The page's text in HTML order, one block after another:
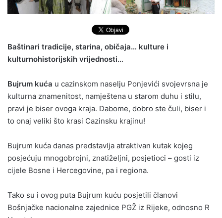
Baštinari tradicije, starina, običaja… kulture i
kulturnohistorijskih vrijednosti…
Bujrum kuća u cazinskom naselju Ponjevići svojevrsna je
kulturna znamenitost, namještena u starom duhu i stilu,
pravi je biser ovoga kraja. Dabome, dobro ste čuli, biser i
to onaj veliki što krasi Cazinsku krajinu!
Bujrum kuća danas predstavlja atraktivan kutak kojeg
posjećuju mnogobrojni, znatiželjni, posjetioci – gosti iz
cijele Bosne i Hercegovine, pa i regiona.
Tako su i ovog puta Bujrum kuću posjetili članovi
Bošnjačke nacionalne zajednice PGŽ iz Rijeke, odnosno R